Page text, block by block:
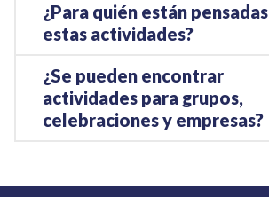
¿Para quién están pensadas
estas actividades?
¿Se pueden encontrar
actividades para grupos,
celebraciones y empresas?